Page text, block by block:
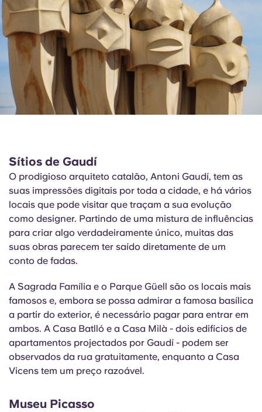
Sítios de Gaudí
O prodigioso arquiteto catalão, Antoni Gaudí, tem as
suas impressões digitais por toda a cidade, e há vários
locais que pode visitar que traçam a sua evolução
como designer. Partindo de uma mistura de influências
para criar algo verdadeiramente único, muitas das
suas obras parecem ter saído diretamente de um
conto de fadas.
A Sagrada Família e o Parque Güell são os locais mais
famosos e, embora se possa admirar a famosa basílica
a partir do exterior, é necessário pagar para entrar em
ambos. A Casa Batlló e a Casa Milà - dois edifícios de
apartamentos projectados por Gaudí - podem ser
observados da rua gratuitamente, enquanto a Casa
Vicens tem um preço razoável.
Museu Picasso